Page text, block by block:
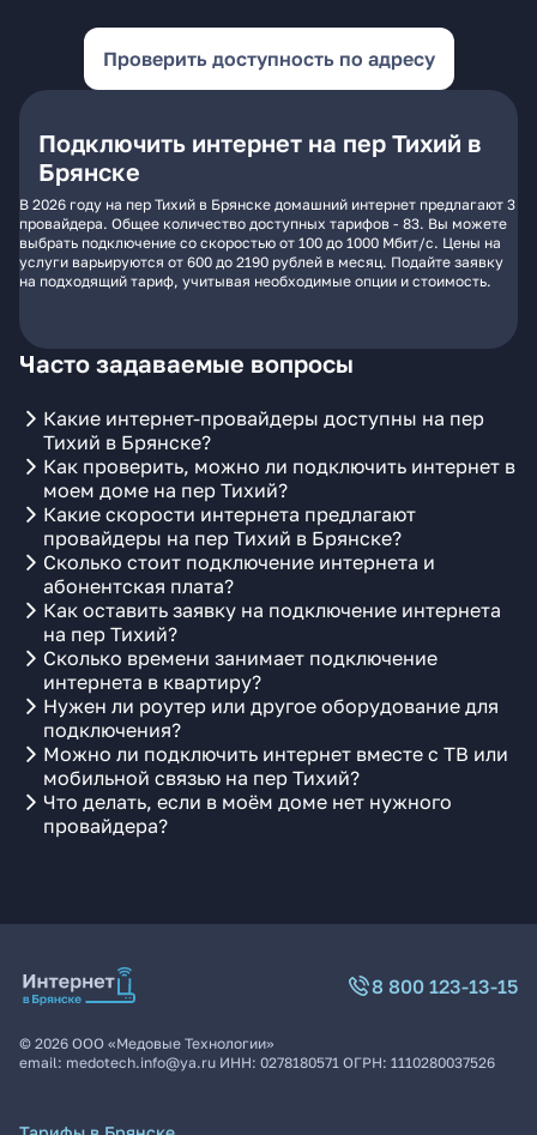
Проверить доступность по адресу
Подключить интернет на пер Тихий в
Брянске
В 2026 году на пер Тихий в Брянске домашний интернет предлагают 3
провайдера. Общее количество доступных тарифов - 83. Вы можете
выбрать подключение со скоростью от 100 до 1000 Мбит/с. Цены на
услуги варьируются от 600 до 2190 рублей в месяц. Подайте заявку
на подходящий тариф, учитывая необходимые опции и стоимость.
Часто задаваемые вопросы
Какие интернет-провайдеры доступны на пер
Тихий в Брянске?
Как проверить, можно ли подключить интернет в
моем доме на пер Тихий?
Какие скорости интернета предлагают
провайдеры на пер Тихий в Брянске?
Сколько стоит подключение интернета и
абонентская плата?
Как оставить заявку на подключение интернета
на пер Тихий?
Сколько времени занимает подключение
интернета в квартиру?
Нужен ли роутер или другое оборудование для
подключения?
Можно ли подключить интернет вместе с ТВ или
мобильной связью на пер Тихий?
Что делать, если в моём доме нет нужного
провайдера?
8 800 123-13-15
© 2026 ООО «Медовые Технологии»
email: medotech.info@ya.ru ИНН: 0278180571 ОГРН: 1110280037526